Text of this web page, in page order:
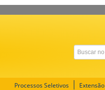
Processos Seletivos Extensão